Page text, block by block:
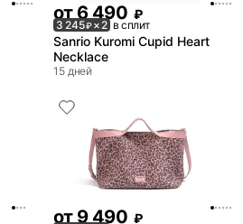
от6 490 ₽
3 245₽× 2 в сплит
Sanrio Kuromi Cupid Heart
Necklace
15 дней
от 9 490 ₽